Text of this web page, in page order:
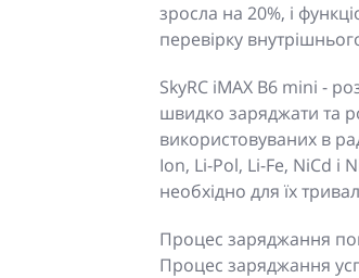
зросла на 20%, і
перевірку
SkyRC iMAX B6 mini -
швидко заряджати та
використовуваних в
Ion, Li-Pol, Li-Fe, NiCd і
необхідно для їх
Процес заряджання
Процес заряджання